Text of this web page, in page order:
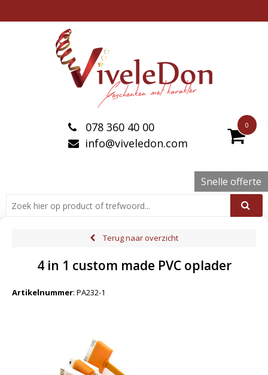
0
078 360 40 00
info@viveledon.com
Snelle offerte
Terug naar overzicht
4 in 1 custom made PVC oplader
Artikelnummer: PA232-1